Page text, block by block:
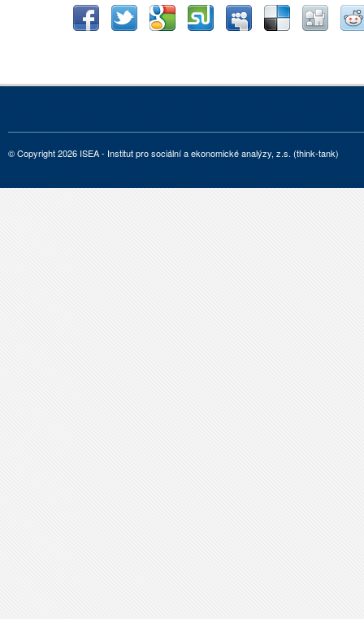
© Copyright 2026 ISEA - Institut pro sociální a ekonomické analýzy, z.s. (think-tank)